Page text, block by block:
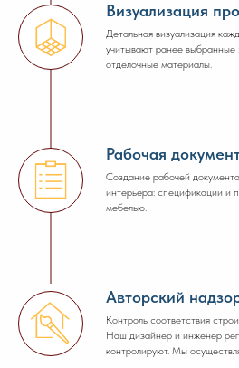
Визуализация
Детальная визуализация
учитывают ранее выбранные
отделочные материалы.
Рабочая
Создание рабочей
интерьера: спецификации и
мебелью.
Авторский
Контроль соответствия
Наш дизайнер и инженер
контролируют. Мы